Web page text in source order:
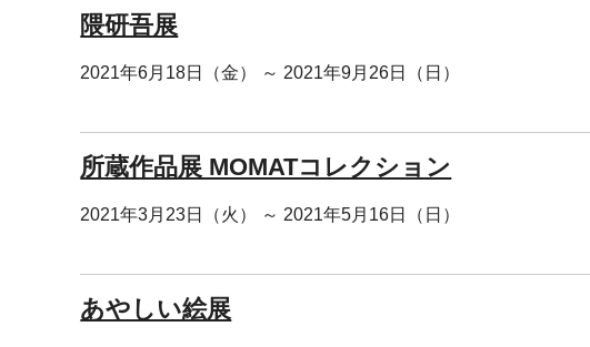
隈研吾展
2021年6月18日（金） ～ 2021年9月26日（日）
所蔵作品展 MOMATコレクション
2021年3月23日（火） ～ 2021年5月16日（日）
あやしい絵展